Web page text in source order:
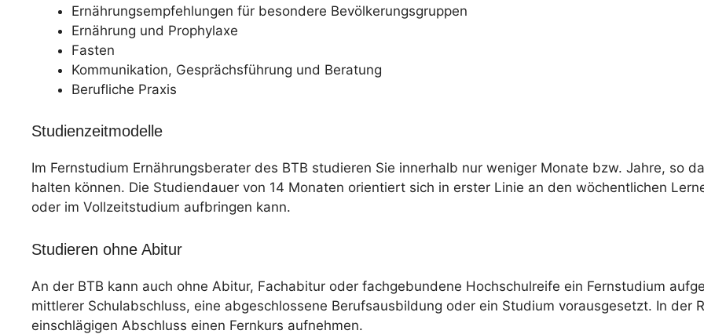
Ernährungsempfehlungen für besondere Bevölkerungsgruppen
Ernährung und Prophylaxe
Fasten
Kommunikation, Gesprächsführung und Beratung
Berufliche Praxis
Studienzeitmodelle
Im Fernstudium Ernährungsberater des BTB studieren Sie innerhalb nur weniger Monate bzw. Jahre, so
halten können. Die Studiendauer von 14 Monaten orientiert sich in erster Linie an den wöchentlichen
oder im Vollzeitstudium aufbringen kann.
Studieren ohne Abitur
An der BTB kann auch ohne Abitur, Fachabitur oder fachgebundene Hochschulreife ein Fernstudium
mittlerer Schulabschluss, eine abgeschlossene Berufsausbildung oder ein Studium vorausgesetzt. In der
einschlägigen Abschluss einen Fernkurs aufnehmen.